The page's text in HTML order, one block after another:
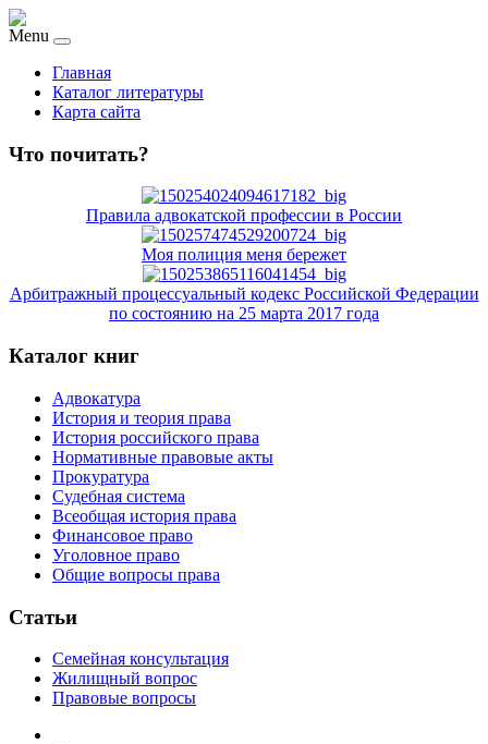
Menu
Главная
Каталог литературы
Карта сайта
Что почитать?
Правила адвокатской профессии в России
Моя полиция меня бережет
Арбитражный процессуальный кодекс Российской Федерации
по состоянию на 25 марта 2017 года
Каталог книг
Адвокатура
История и теория права
История российского права
Нормативные правовые акты
Прокуратура
Судебная система
Всеобщая история права
Финансовое право
Уголовное право
Общие вопросы права
Статьи
Семейная консультация
Жилищный вопрос
Правовые вопросы